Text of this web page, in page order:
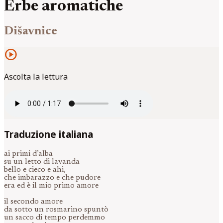
Erbe aromatiche
Dišavnice
play_circle
Ascolta la lettura
Traduzione italiana
ai primi d’alba
su un letto di lavanda
bello e cieco e ahi,
che imbarazzo e che pudore
era ed è il mio primo amore
il secondo amore
da sotto un rosmarino spuntò
un sacco di tempo perdemmo